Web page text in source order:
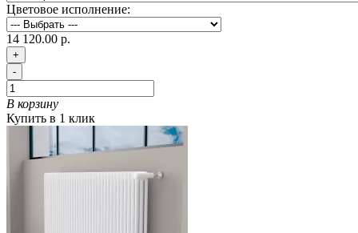
Цветовое исполнение:
14 120.00 р.
+
-
В корзину
Купить в 1 клик